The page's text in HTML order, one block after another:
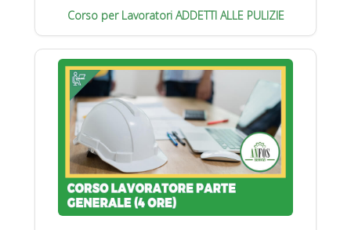
Corso per Lavoratori ADDETTI ALLE PULIZIE